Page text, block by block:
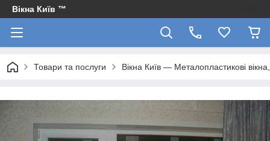
Вікна Київ ™
Товари та послуги Вікна Київ — Металопластикові